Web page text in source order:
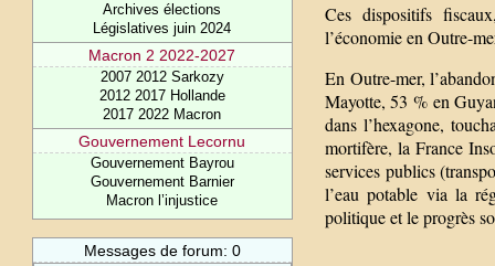
Archives élections
Législatives juin 2024
Macron 2 2022-2027
2007 2012 Sarkozy
2012 2017 Hollande
2017 2022 Macron
Gouvernement Lecornu
Gouvernement Bayrou
Gouvernement Barnier
Macron l’injustice
Messages de forum: 0
Ces dispositifs
l’économie en Outre-
En Outre-mer,
Mayotte, 53 % en
dans l’hexagone,
mortifère, la France
services publics
l’eau potable via la
politique et le progrès